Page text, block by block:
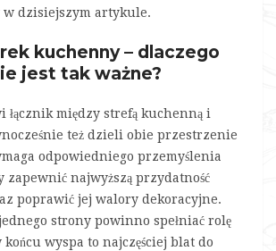
dzisiejszym artykule.
kuchenny – dlaczego
jest tak ważne?
łącznik między strefą kuchenną i
też dzieli obie przestrzenie
odpowiedniego przemyślenia
zapewnić najwyższą przydatność
poprawić jej walory dekoracyjne.
strony powinno spełniać rolę
końcu wyspa to najczęściej blat do